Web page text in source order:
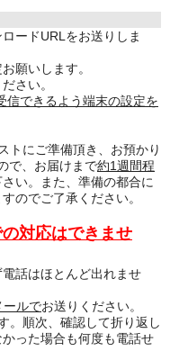
ードURLをお送りしま
願いします。
さい。
信できるよう端末の設定を
トにご準備頂き、お預かり
で、お届けまで約1週間程
い。また、準備の都合に
のでご了承ください。
対応はできませ
話はほとんど出れませ
ールでお送りください。
。順次、確認して折り返し
った場合も何度も電話せ